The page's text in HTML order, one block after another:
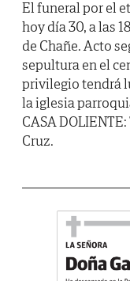
El funeral por el
hoy día 30, a las
de Chañe. Acto
sepultura en el
privilegio tendrá
la iglesia
CASA
Cruz.